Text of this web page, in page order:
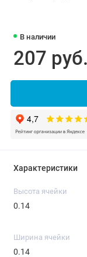
В наличии
207
Характеристики
Высота ячейки
0.14
Ширина ячейки
0.14